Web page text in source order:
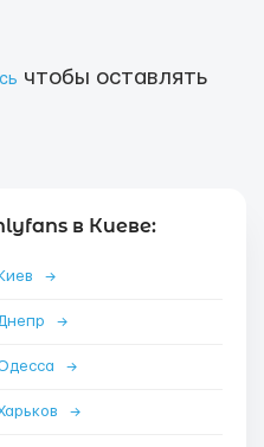
чтобы оставлять
в Киеве:
→
→
→
→